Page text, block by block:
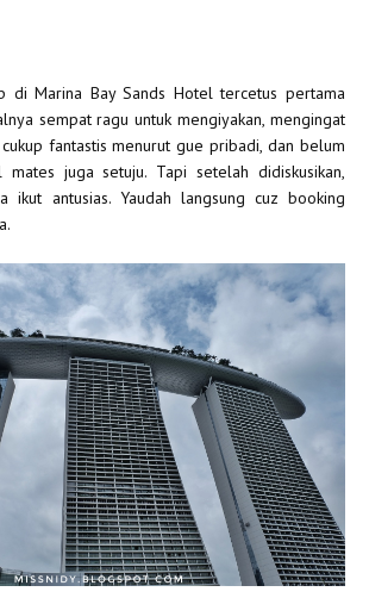
di Marina Bay Sands Hotel tercetus pertama
sempat ragu untuk mengiyakan, mengingat
fantastis menurut gue pribadi, dan belum
juga setuju. Tapi setelah didiskusikan,
ikut antusias. Yaudah langsung cuz booking